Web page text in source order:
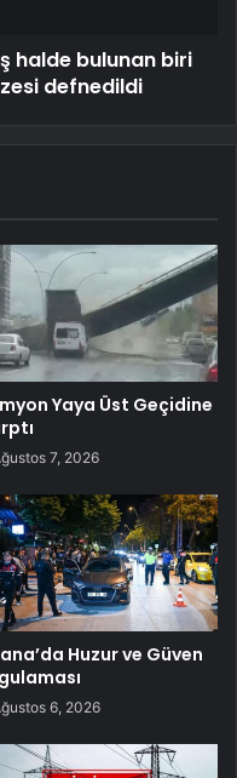
halde bulunan biri
defnedildi
Yaya Üst Geçidine
7, 2026
Huzur ve Güven
6, 2026